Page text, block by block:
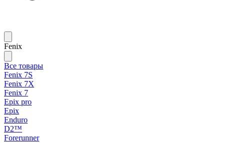
Fenix
Все товары
Fenix 7S
Fenix 7X
Fenix 7
Epix pro
Epix
Enduro
D2™
Forerunner